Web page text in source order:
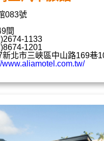
083號
間
1133
1201
新北市三峽區中山路169巷
www.aliamotel.com.tw/